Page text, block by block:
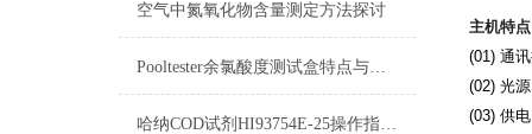
空气中氮氧化物含量测定方法探讨
Pooltester余氯酸度测试盒特点与应用
哈纳COD试剂HI93754E-25操作指南及测量标准
主机特
(01) 通
(02) 光
(03) 供